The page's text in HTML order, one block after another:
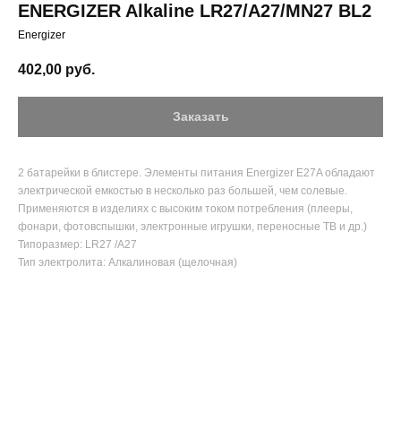
ENERGIZER Alkaline LR27/A27/MN27 BL2
Energizer
402,00 руб.
Заказать
2 батарейки в блистере. Элементы питания Energizer E27A обладают
электрической емкостью в несколько раз большей, чем солевые.
Применяются в изделиях с высоким током потребления (плееры,
фонари, фотовспышки, электронные игрушки, переносные ТВ и др.)
Типоразмер: LR27 /A27
Тип электролита: Алкалиновая (щелочная)